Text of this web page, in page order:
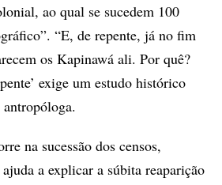
ao qual se sucedem 100
“E, de repente, já no fim
os Kapinawá ali. Por quê?
exige um estudo histórico
na sucessão dos censos,
a explicar a súbita reaparição